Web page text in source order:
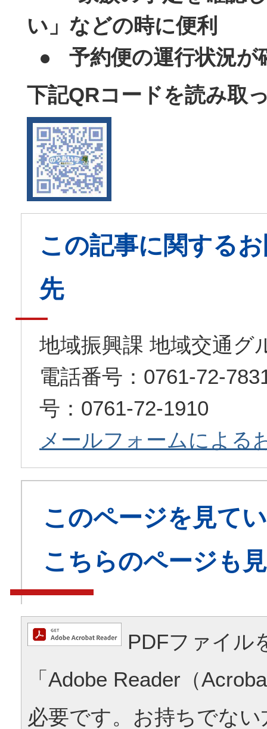
い」などの時に便利
● 予約便の運行状況が
下記QRコードを読み取
この記事に関する
先
地域振興課 地域交通グ
電話番号：0761-72-
号：0761-72-1910
メールフォームによる
このページを見て
こちらのページも
PDFファイル
「Adobe Reader（
必要です。お持ちでな